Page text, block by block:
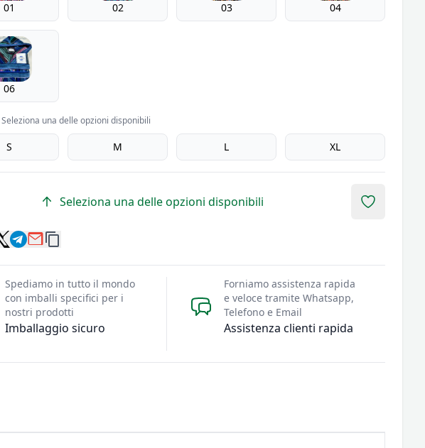
01 02 03 04
06
Seleziona una delle opzioni disponibili
S M L XL
Seleziona una delle opzioni disponibili Add to
Imballaggio sicuro
Spediamo in tutto il mondo
con imballi specifici per i
nostri prodotti
Assistenza clienti rapida
Forniamo assistenza rapida
e veloce tramite Whatsapp,
Telefono e Email